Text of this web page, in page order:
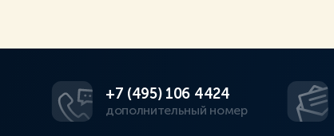
+7 (495) 106 4424
дополнительный номер